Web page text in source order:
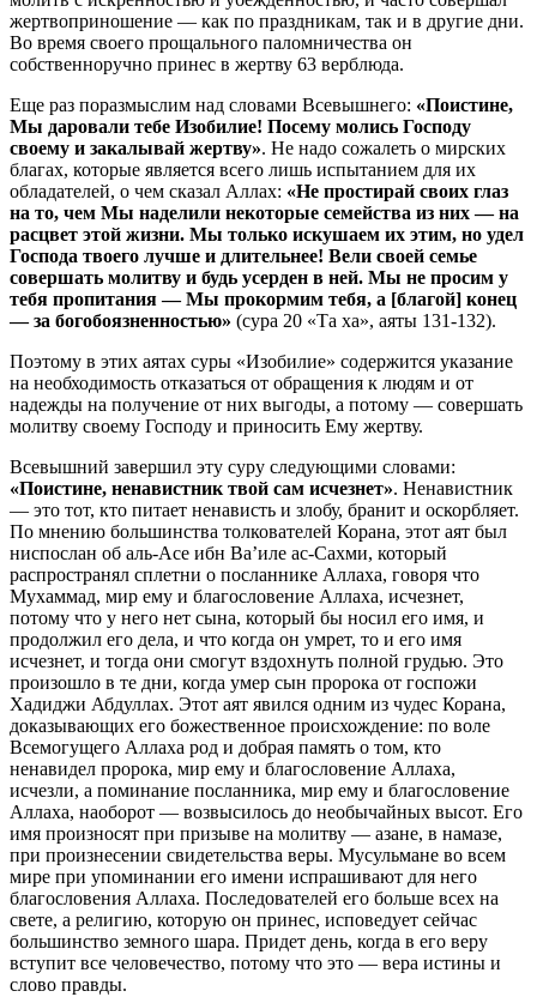
жертвоприношение — как по праздникам, так и в другие дни.
Во время своего прощального паломничества он
собственноручно принес в жертву 63 верблюда.
Еще раз поразмыслим над словами Всевышнего: «Поистине,
Мы даровали тебе Изобилие! Посему молись Господу
своему и закалывай жертву». Не надо сожалеть о мирских
благах, которые является всего лишь испытанием для их
обладателей, о чем сказал Аллах: «Не простирай своих глаз
на то, чем Мы наделили некоторые семейства из них — на
расцвет этой жизни. Мы только искушаем их этим, но удел
Господа твоего лучше и длительнее! Вели своей семье
совершать молитву и будь усерден в ней. Мы не просим у
тебя пропитания — Мы прокормим тебя, а [благой] конец
— за богобоязненностью» (сура 20 «Та ха», аяты 131-132).
Поэтому в этих аятах суры «Изобилие» содержится указание
на необходимость отказаться от обращения к людям и от
надежды на получение от них выгоды, а потому — совершать
молитву своему Господу и приносить Ему жертву.
Всевышний завершил эту суру следующими словами:
«Поистине, ненавистник твой сам исчезнет». Ненавистник
— это тот, кто питает ненависть и злобу, бранит и оскорбляет.
По мнению большинства толкователей Корана, этот аят был
ниспослан об аль-Асе ибн Ва’иле ас-Сахми, который
распространял сплетни о посланнике Аллаха, говоря что
Мухаммад, мир ему и благословение Аллаха, исчезнет,
потому что у него нет сына, который бы носил его имя, и
продолжил его дела, и что когда он умрет, то и его имя
исчезнет, и тогда они смогут вздохнуть полной грудью. Это
произошло в те дни, когда умер сын пророка от госпожи
Хадиджи Абдуллах. Этот аят явился одним из чудес Корана,
доказывающих его божественное происхождение: по воле
Всемогущего Аллаха род и добрая память о том, кто
ненавидел пророка, мир ему и благословение Аллаха,
исчезли, а поминание посланника, мир ему и благословение
Аллаха, наоборот — возвысилось до необычайных высот. Его
имя произносят при призыве на молитву — азане, в намазе,
при произнесении свидетельства веры. Мусульмане во всем
мире при упоминании его имени испрашивают для него
благословения Аллаха. Последователей его больше всех на
свете, а религию, которую он принес, исповедует сейчас
большинство земного шара. Придет день, когда в его веру
вступит все человечество, потому что это — вера истины и
слово правды.